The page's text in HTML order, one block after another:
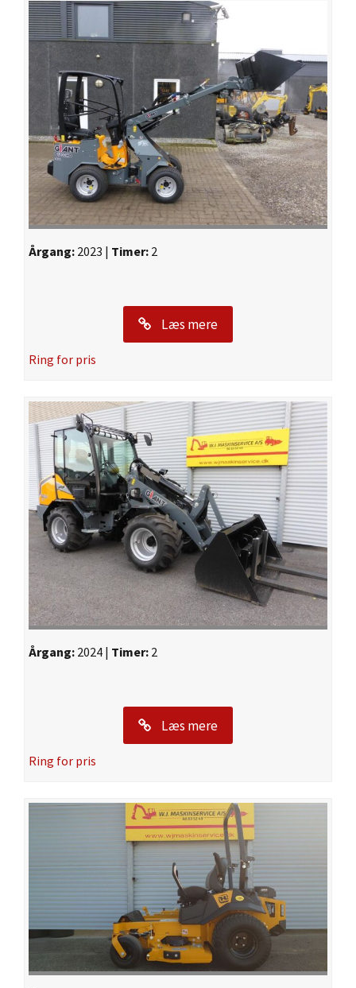
Årgang: 2023 | Timer: 2
Læs mere
Ring for pris
Årgang: 2024 | Timer: 2
Læs mere
Ring for pris